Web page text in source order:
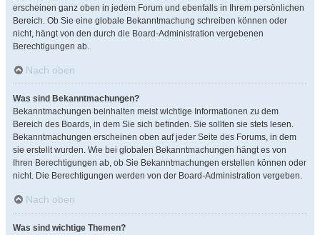
erscheinen ganz oben in jedem Forum und ebenfalls in Ihrem persönlichen
Bereich. Ob Sie eine globale Bekanntmachung schreiben können oder
nicht, hängt von den durch die Board-Administration vergebenen
Berechtigungen ab.
Nach oben
Was sind Bekanntmachungen?
Bekanntmachungen beinhalten meist wichtige Informationen zu dem
Bereich des Boards, in dem Sie sich befinden. Sie sollten sie stets lesen.
Bekanntmachungen erscheinen oben auf jeder Seite des Forums, in dem
sie erstellt wurden. Wie bei globalen Bekanntmachungen hängt es von
Ihren Berechtigungen ab, ob Sie Bekanntmachungen erstellen können oder
nicht. Die Berechtigungen werden von der Board-Administration vergeben.
Nach oben
Was sind wichtige Themen?